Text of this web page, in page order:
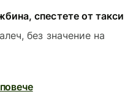
спестете от такси
без значение на